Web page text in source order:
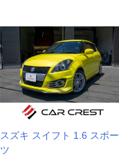
スズキ スイフト 1.6 スポー
ツ